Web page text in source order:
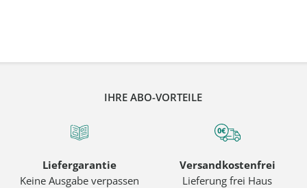
IHRE ABO-VORTEILE
Liefergarantie
Keine Ausgabe verpassen
Versandkostenfrei
Lieferung frei Haus